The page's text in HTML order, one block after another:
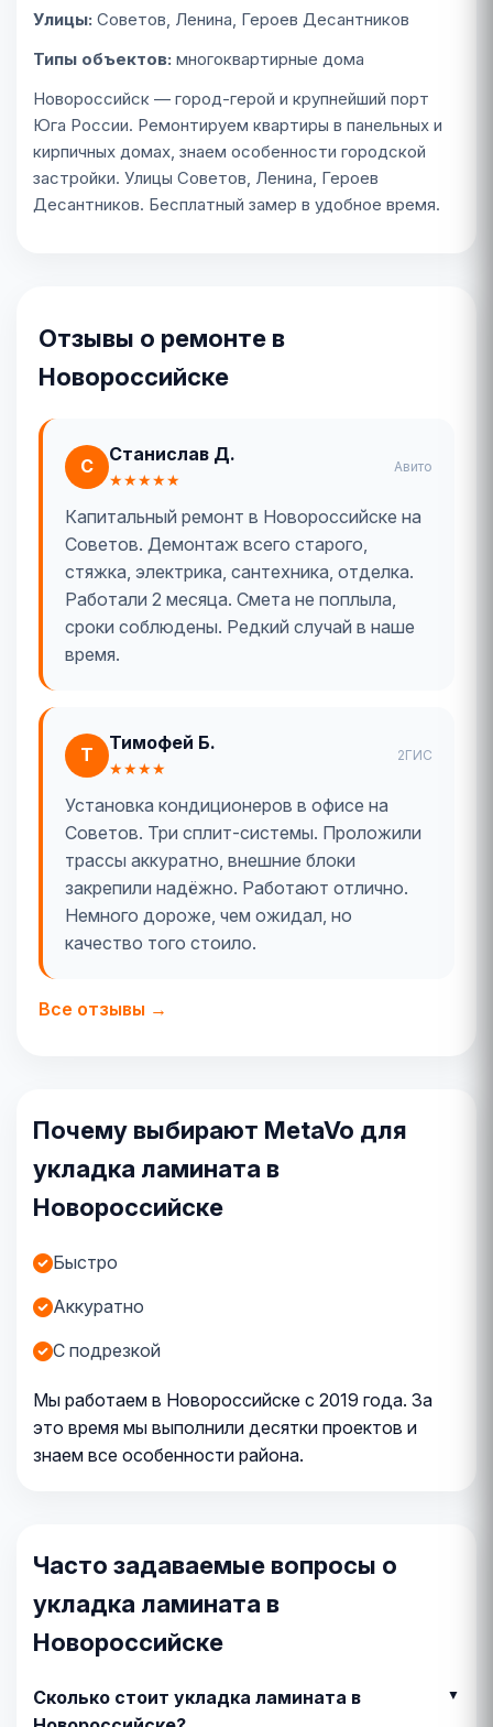
Улицы: Советов, Ленина, Героев Десантников
Типы объектов: многоквартирные дома
Новороссийск — город-герой и крупнейший порт
Юга России. Ремонтируем квартиры в панельных и
кирпичных домах, знаем особенности городской
застройки. Улицы Советов, Ленина, Героев
Десантников. Бесплатный замер в удобное время.
Отзывы о ремонте в
Новороссийске
С
Станислав Д.
★★★★★
Авито
Капитальный ремонт в Новороссийске на
Советов. Демонтаж всего старого,
стяжка, электрика, сантехника, отделка.
Работали 2 месяца. Смета не поплыла,
сроки соблюдены. Редкий случай в наше
время.
Т
Тимофей Б.
★★★★
2ГИС
Установка кондиционеров в офисе на
Советов. Три сплит-системы. Проложили
трассы аккуратно, внешние блоки
закрепили надёжно. Работают отлично.
Немного дороже, чем ожидал, но
качество того стоило.
Все отзывы →
Почему выбирают MetaVo для
укладка ламината в
Новороссийске
Быстро
Аккуратно
С подрезкой
Мы работаем в Новороссийске с 2019 года. За
это время мы выполнили десятки проектов и
знаем все особенности района.
Часто задаваемые вопросы о
укладка ламината в
Новороссийске
Сколько стоит укладка ламината в